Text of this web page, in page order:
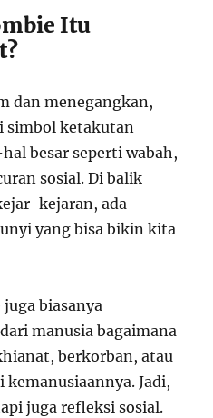
Itu
dan menegangkan,
simbol ketakutan
besar seperti wabah,
sosial. Di balik
kejaran, ada
yang bisa bikin kita
biasanya
manusia bagaimana
berkorban, atau
Jadi,
juga refleksi sosial.